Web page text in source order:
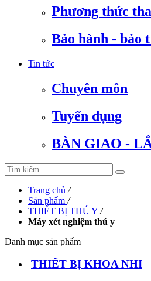
Phương thức
Bảo hành - bảo
Tin tức
Chuyên môn
Tuyển dụng
BÀN GIAO -
Trang chủ /
Sản phẩm /
THIẾT BỊ THÚ Y /
Máy xét nghiệm thú y
Danh mục sản phẩm
THIẾT BỊ KHOA NHI